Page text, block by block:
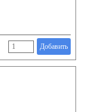
Добавить